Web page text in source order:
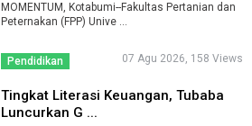
MOMENTUM, Kotabumi--Fakultas Pertanian dan
Peternakan (FPP) Unive ...
Pendidikan 07 Agu 2026, 158 Views
Tingkat Literasi Keuangan, Tubaba
Luncurkan G ...